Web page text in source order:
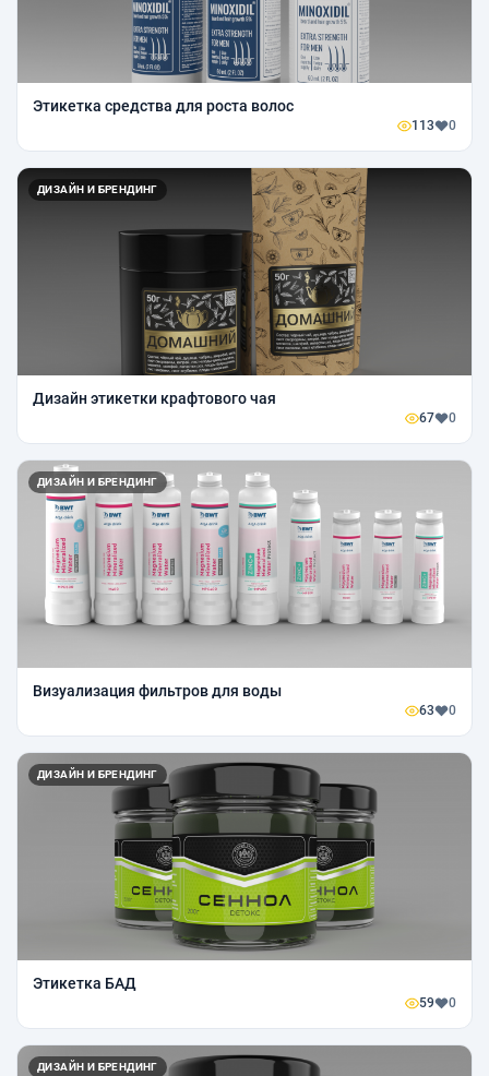
Этикетка средства для роста волос
113 0
ДИЗАЙН И БРЕНДИНГ
Дизайн этикетки крафтового чая
67 0
ДИЗАЙН И БРЕНДИНГ
Визуализация фильтров для воды
63 0
ДИЗАЙН И БРЕНДИНГ
Этикетка БАД
59 0
ДИЗАЙН И БРЕНДИНГ